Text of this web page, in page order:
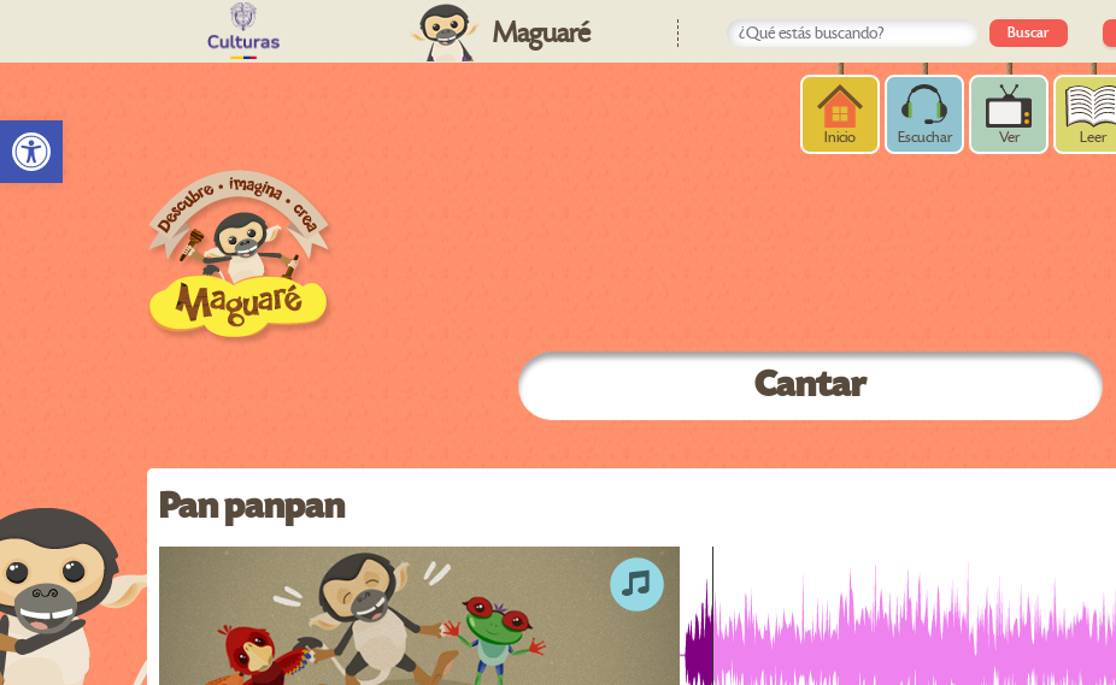
Abrir barra de herramientas
Maguaré
Inicio Escuchar Ver Leer
Cantar
Pan panpan